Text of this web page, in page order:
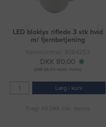
LED bloklys riflede 3 stk hvid
m/ fjernbetjening
Varenummer: 3084253
DKK 80,00
(DKK 64,00 ekskl. moms)
Læg i kurv
Fragt 49 DKK inkl. moms